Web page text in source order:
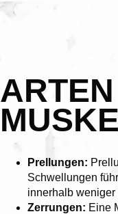
Prellungen:
Schwellungen
innerhalb
Zerrungen: Eine